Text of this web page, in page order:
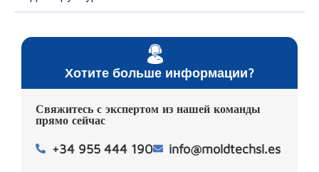
Хотите больше информации?
Свяжитесь с экспертом из нашей команды
прямо сейчас
+34 955 444 190 info@moldtechsl.es